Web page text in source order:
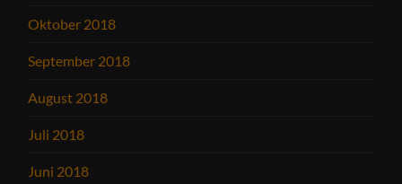
Oktober 2018
September 2018
August 2018
Juli 2018
Juni 2018